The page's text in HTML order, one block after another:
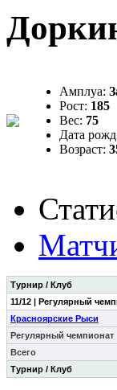
Амплуа:
Рост: 185
Вес: 75
Дата
Возраст:
Турнир / Клуб
Турнир / Клуб
11/12 | Регулярный
Красноярские Рыси
Регулярный чемпионат
Всего